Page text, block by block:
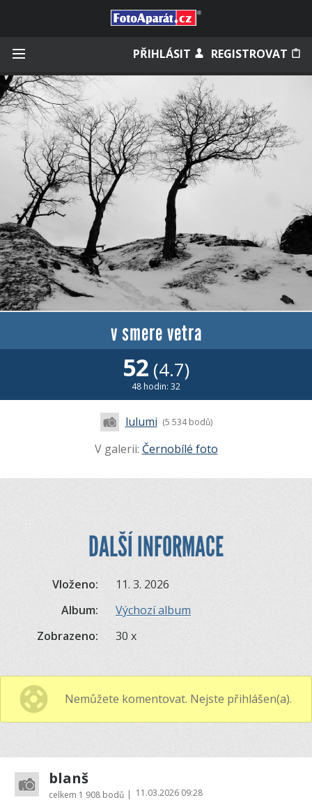
PŘIHLÁSIT REGISTROVAT
Zapamatovat
Zapomněli jste heslo?
Měli jste účet na starém webu?
v smere vetra
52 (4.7)
48 hodin: 32
lulumi (5 534 bodů)
V galerii: Černobílé foto
DALŠÍ INFORMACE
Vloženo:
11. 3. 2026
Album:
Výchozí album
Zobrazeno:
30 x
Nemůžete komentovat. Nejste přihlášen(a).
blanš
celkem 1 908 bodů | 11.03.2026 09:28